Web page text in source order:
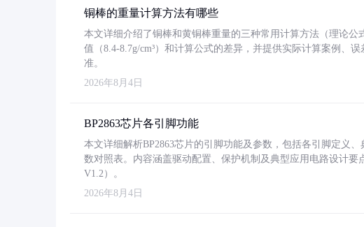
铜棒的重量计算方法有哪些
本文详细介绍了铜棒和黄铜棒重量的三种常用计算方法（理论
值（8.4-8.7g/cm³）和计算公式的差异，并提供实际计算案例、
准。
2026年8月4日
BP2863芯片各引脚功能
本文详细解析BP2863芯片的引脚功能及参数，包括各引脚定义
数对照表。内容涵盖驱动配置、保护机制及典型应用电路设计
V1.2）。
2026年8月4日